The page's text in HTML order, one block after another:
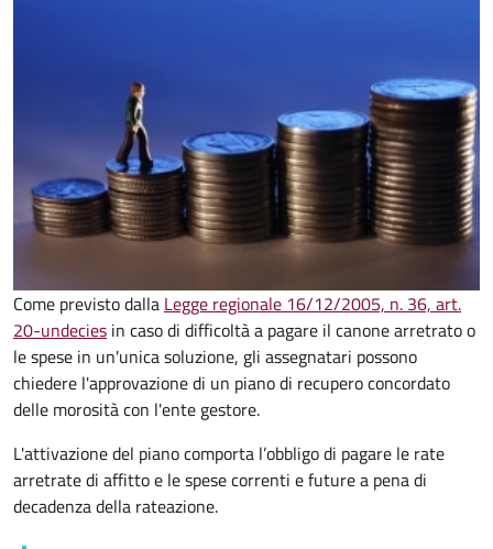
Come previsto dalla Legge regionale 16/12/2005, n. 36, art.
20-undecies in caso di difficoltà a pagare il canone arretrato o
le spese in un'unica soluzione, gli assegnatari possono
chiedere l'approvazione di un piano di recupero concordato
delle morosità con l'ente gestore.
L'attivazione del piano comporta l’obbligo di pagare le rate
arretrate di affitto e le spese correnti e future a pena di
decadenza della rateazione.